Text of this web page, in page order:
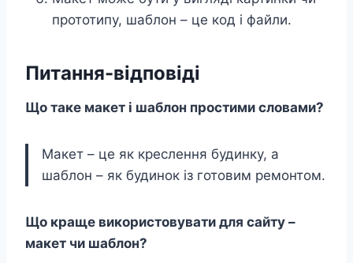
прототипу, шаблон – це код і файли.
Питання-відповіді
Що таке макет і шаблон простими словами?
Макет – це як креслення будинку, а
шаблон – як будинок із готовим ремонтом.
Що краще використовувати для сайту –
макет чи шаблон?